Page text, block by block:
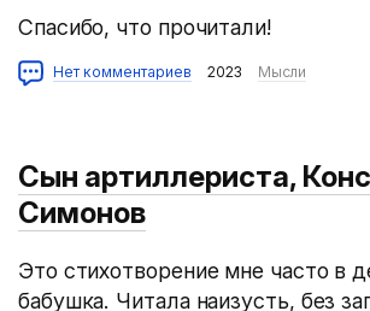
Спасибо, что прочитали!
Нет комментариев 2023 Мысли
Сын артиллериста,
Симонов
Это стихотворение мне часто в
бабушка. Читала наизусть, без